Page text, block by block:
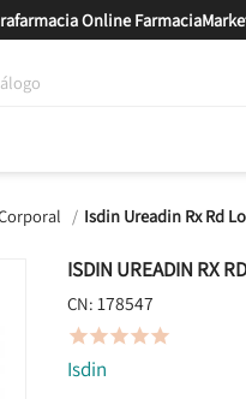
Online
Isdin Ureadin Rx Rd
ISDIN UREADIN RX
CN: 178547

Isdin